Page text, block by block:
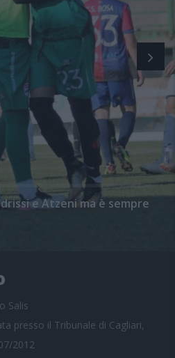
e Atzeni ma è sempre
Salis
presso il Tribunale di Cagliari,
2012